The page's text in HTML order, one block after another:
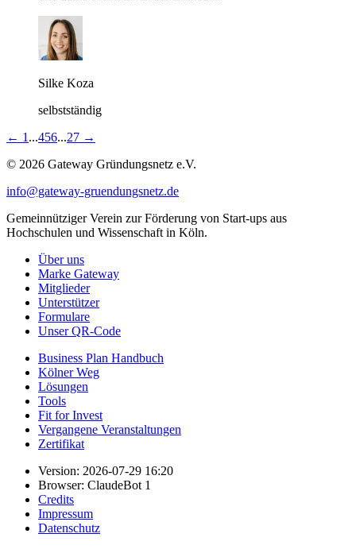
Silke Koza
selbstständig
← 1 ...456...27 →
© 2026 Gateway Gründungsnetz e.V.
info@gateway-gruendungsnetz.de
Gemeinnütziger Verein zur Förderung von Start-ups aus
Hochschulen und Wissenschaft in Köln.
Über uns
Marke Gateway
Mitglieder
Unterstützer
Formulare
Unser QR-Code
Business Plan Handbuch
Kölner Weg
Lösungen
Tools
Fit for Invest
Vergangene Veranstaltungen
Zertifikat
Version: 2026-07-29 16:20
Browser: ClaudeBot 1
Credits
Impressum
Datenschutz